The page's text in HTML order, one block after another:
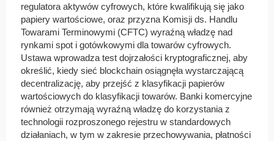
regulatora aktywów cyfrowych, które kwalifikują się jako
papiery wartościowe, oraz przyzna Komisji ds. Handlu
Towarami Terminowymi (CFTC) wyraźną władzę nad
rynkami spot i gotówkowymi dla towarów cyfrowych.
Ustawa wprowadza test dojrzałości kryptograficznej, aby
określić, kiedy sieć blockchain osiągnęła wystarczającą
decentralizację, aby przejść z klasyfikacji papierów
wartościowych do klasyfikacji towarów. Banki komercyjne
również otrzymają wyraźną władzę do korzystania z
technologii rozproszonego rejestru w standardowych
działaniach, w tym w zakresie przechowywania, płatności